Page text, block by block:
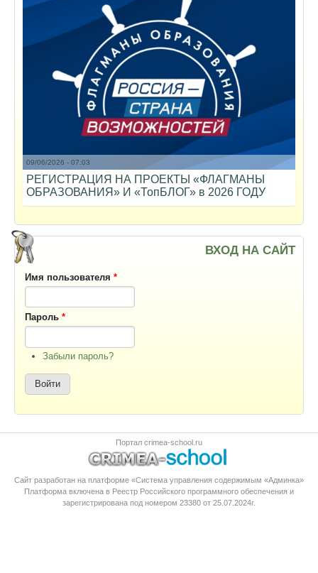
09/06/2026 - 07:03
РЕГИСТРАЦИЯ НА ПРОЕКТЫ «ФЛАГМАНЫ
ОБРАЗОВАНИЯ» И «ТопБЛОГ» в 2026 ГОДУ
ВХОД НА САЙТ
Имя пользователя *
Пароль *
Забыли пароль?
Портал crimea-school.ru
Сайт разработан на платформе «Система управления содержимым «Админка»
Платформа включена в Реестр Российского программного обеспечения и
зарегистрирована под номером 23380 от 25.07.2024г.